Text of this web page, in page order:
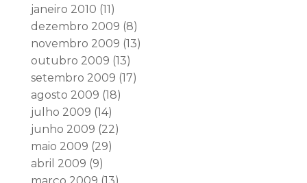
janeiro 2010 (11)
dezembro 2009 (8)
novembro 2009 (13)
outubro 2009 (13)
setembro 2009 (17)
agosto 2009 (18)
julho 2009 (14)
junho 2009 (22)
maio 2009 (29)
abril 2009 (9)